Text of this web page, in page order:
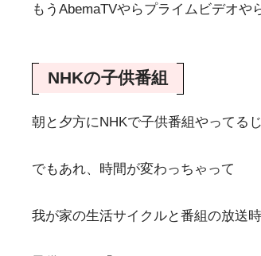
もうAbemaTVやらプライムビデオ
NHKの子供番組
朝と夕方にNHKで子供番組やってる
でもあれ、時間が変わっちゃって
我が家の生活サイクルと番組の放送